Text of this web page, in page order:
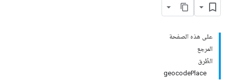
على هذه الصفحة
المرجع
الطُرق
geocodePlace